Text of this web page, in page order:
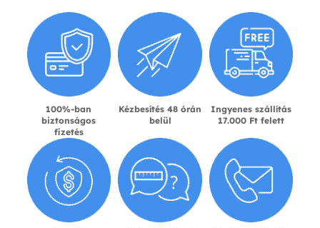
100%-ban
biztonságos
fizetés
Kézbesítés 48 órán
belül
Ingyenes szállítás
17.000 Ft felett